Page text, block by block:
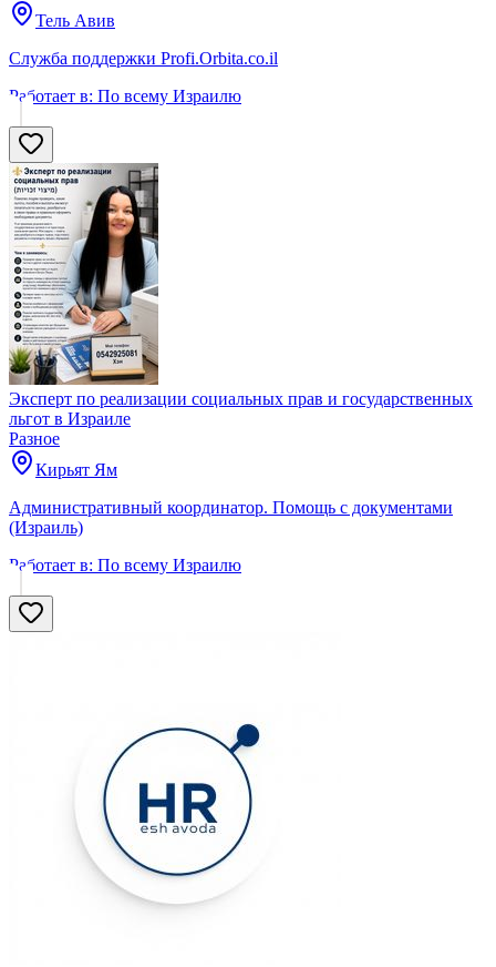
Тель Авив
Служба поддержки Profi.Orbita.co.il
Работает в: По всему Израилю
Эксперт по реализации социальных прав и государственных
льгот в Израиле
Разное
Кирьят Ям
Административный координатор. Помощь с документами
(Израиль)
Работает в: По всему Израилю